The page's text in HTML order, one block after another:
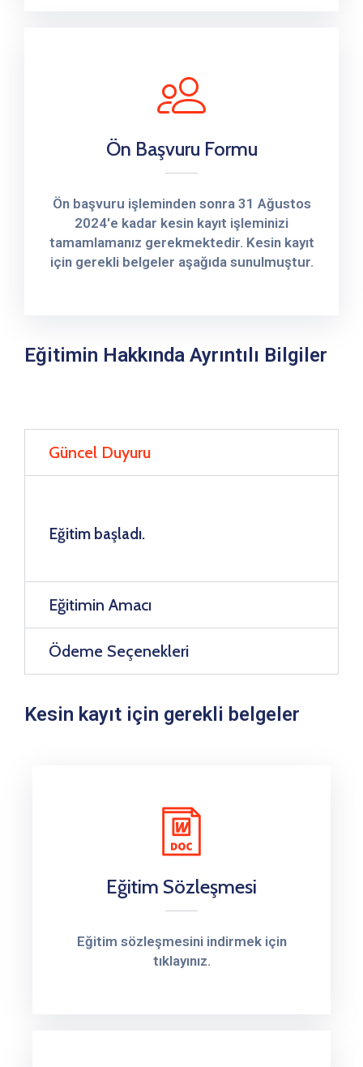
Ön Başvuru Formu
Ön başvuru işleminden sonra 31 Ağustos
2024'e kadar kesin kayıt işleminizi
tamamlamanız gerekmektedir. Kesin kayıt
için gerekli belgeler aşağıda sunulmuştur.
Eğitimin Hakkında Ayrıntılı Bilgiler
Güncel Duyuru
Eğitim başladı.
Eğitimin Amacı
Ödeme Seçenekleri
Kesin kayıt için gerekli belgeler
Eğitim Sözleşmesi
Eğitim sözleşmesini indirmek için
tıklayınız.